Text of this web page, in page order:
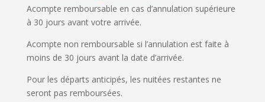
Acompte remboursable en cas d’annulation supérieure
à 30 jours avant votre arrivée.
Acompte non remboursable si l’annulation est faite à
moins de 30 jours avant la date d’arrivée.
Pour les départs anticipés, les nuitées restantes ne
seront pas remboursées.